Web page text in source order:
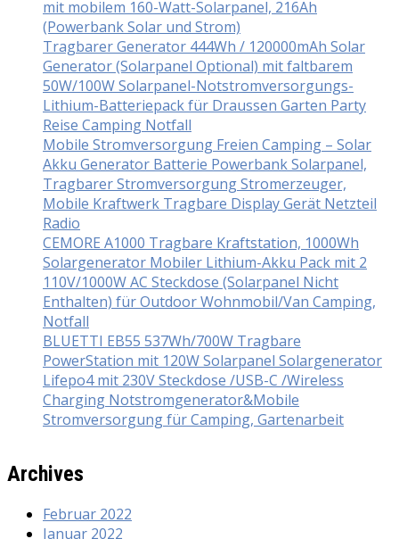
mit mobilem 160-Watt-Solarpanel, 216Ah
(Powerbank Solar und Strom)
Tragbarer Generator 444Wh / 120000mAh Solar
Generator (Solarpanel Optional) mit faltbarem
50W/100W Solarpanel-Notstromversorgungs-
Lithium-Batteriepack für Draussen Garten Party
Reise Camping Notfall
Mobile Stromversorgung Freien Camping – Solar
Akku Generator Batterie Powerbank Solarpanel,
Tragbarer Stromversorgung Stromerzeuger,
Mobile Kraftwerk Tragbare Display Gerät Netzteil
Radio
CEMORE A1000 Tragbare Kraftstation, 1000Wh
Solargenerator Mobiler Lithium-Akku Pack mit 2
110V/1000W AC Steckdose (Solarpanel Nicht
Enthalten) für Outdoor Wohnmobil/Van Camping,
Notfall
BLUETTI EB55 537Wh/700W Tragbare
PowerStation mit 120W Solarpanel Solargenerator
Lifepo4 mit 230V Steckdose /USB-C /Wireless
Charging Notstromgenerator&Mobile
Stromversorgung für Camping, Gartenarbeit
Archives
Februar 2022
Januar 2022